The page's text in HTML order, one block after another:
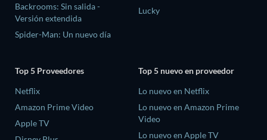
Backrooms: Sin salida -
Versión extendida
Spider-Man: Un nuevo día
Lucky
Top 5 Proveedores
Netflix
Amazon Prime Video
Apple TV
Top 5 nuevo en proveedor
Lo nuevo en Netflix
Lo nuevo en Amazon Prime
Video
Lo nuevo en Apple TV